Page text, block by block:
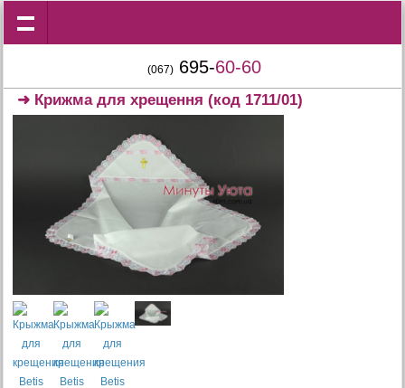
(067) 695-60-60
➜ Крижма для хрещення (код 1711/01)